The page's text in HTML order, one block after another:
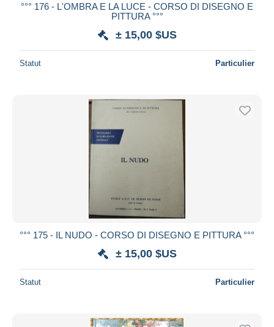
°°° 176 - L'OMBRA E LA LUCE - CORSO DI DISEGNO E
PITTURA °°°
± 15,00 $US
Statut Particulier
°°° 175 - IL NUDO - CORSO DI DISEGNO E PITTURA °°°
± 15,00 $US
Statut Particulier